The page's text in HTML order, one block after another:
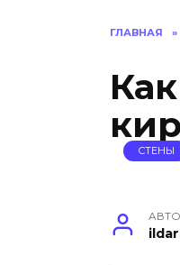
ГЛАВНАЯ »
СТЕНЫ